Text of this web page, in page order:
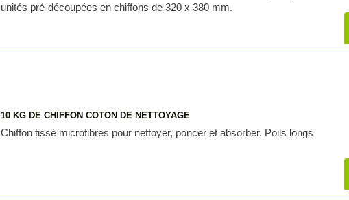
unités pré-découpées en chiffons de 320 x 380 mm.
10 KG DE CHIFFON COTON DE NETTOYAGE
Chiffon tissé microfibres pour nettoyer, poncer et absorber. Poils longs